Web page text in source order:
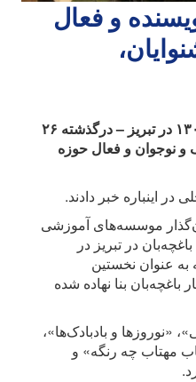
و فعال
ثمینه باغچه‌بان (۴ فروردین ۱۳۰۶ در تبریز – درگذشته ۲۶
کودک و نوجوان و فعال حوزه
در اینباره خبر دادند.
موسسه‌های آموزشی
در تبریز در
عنوان نخستین
بنا نهاده شده
«نوروزها و بادبادک‌ها»،
مهتاب چه رنگه» و